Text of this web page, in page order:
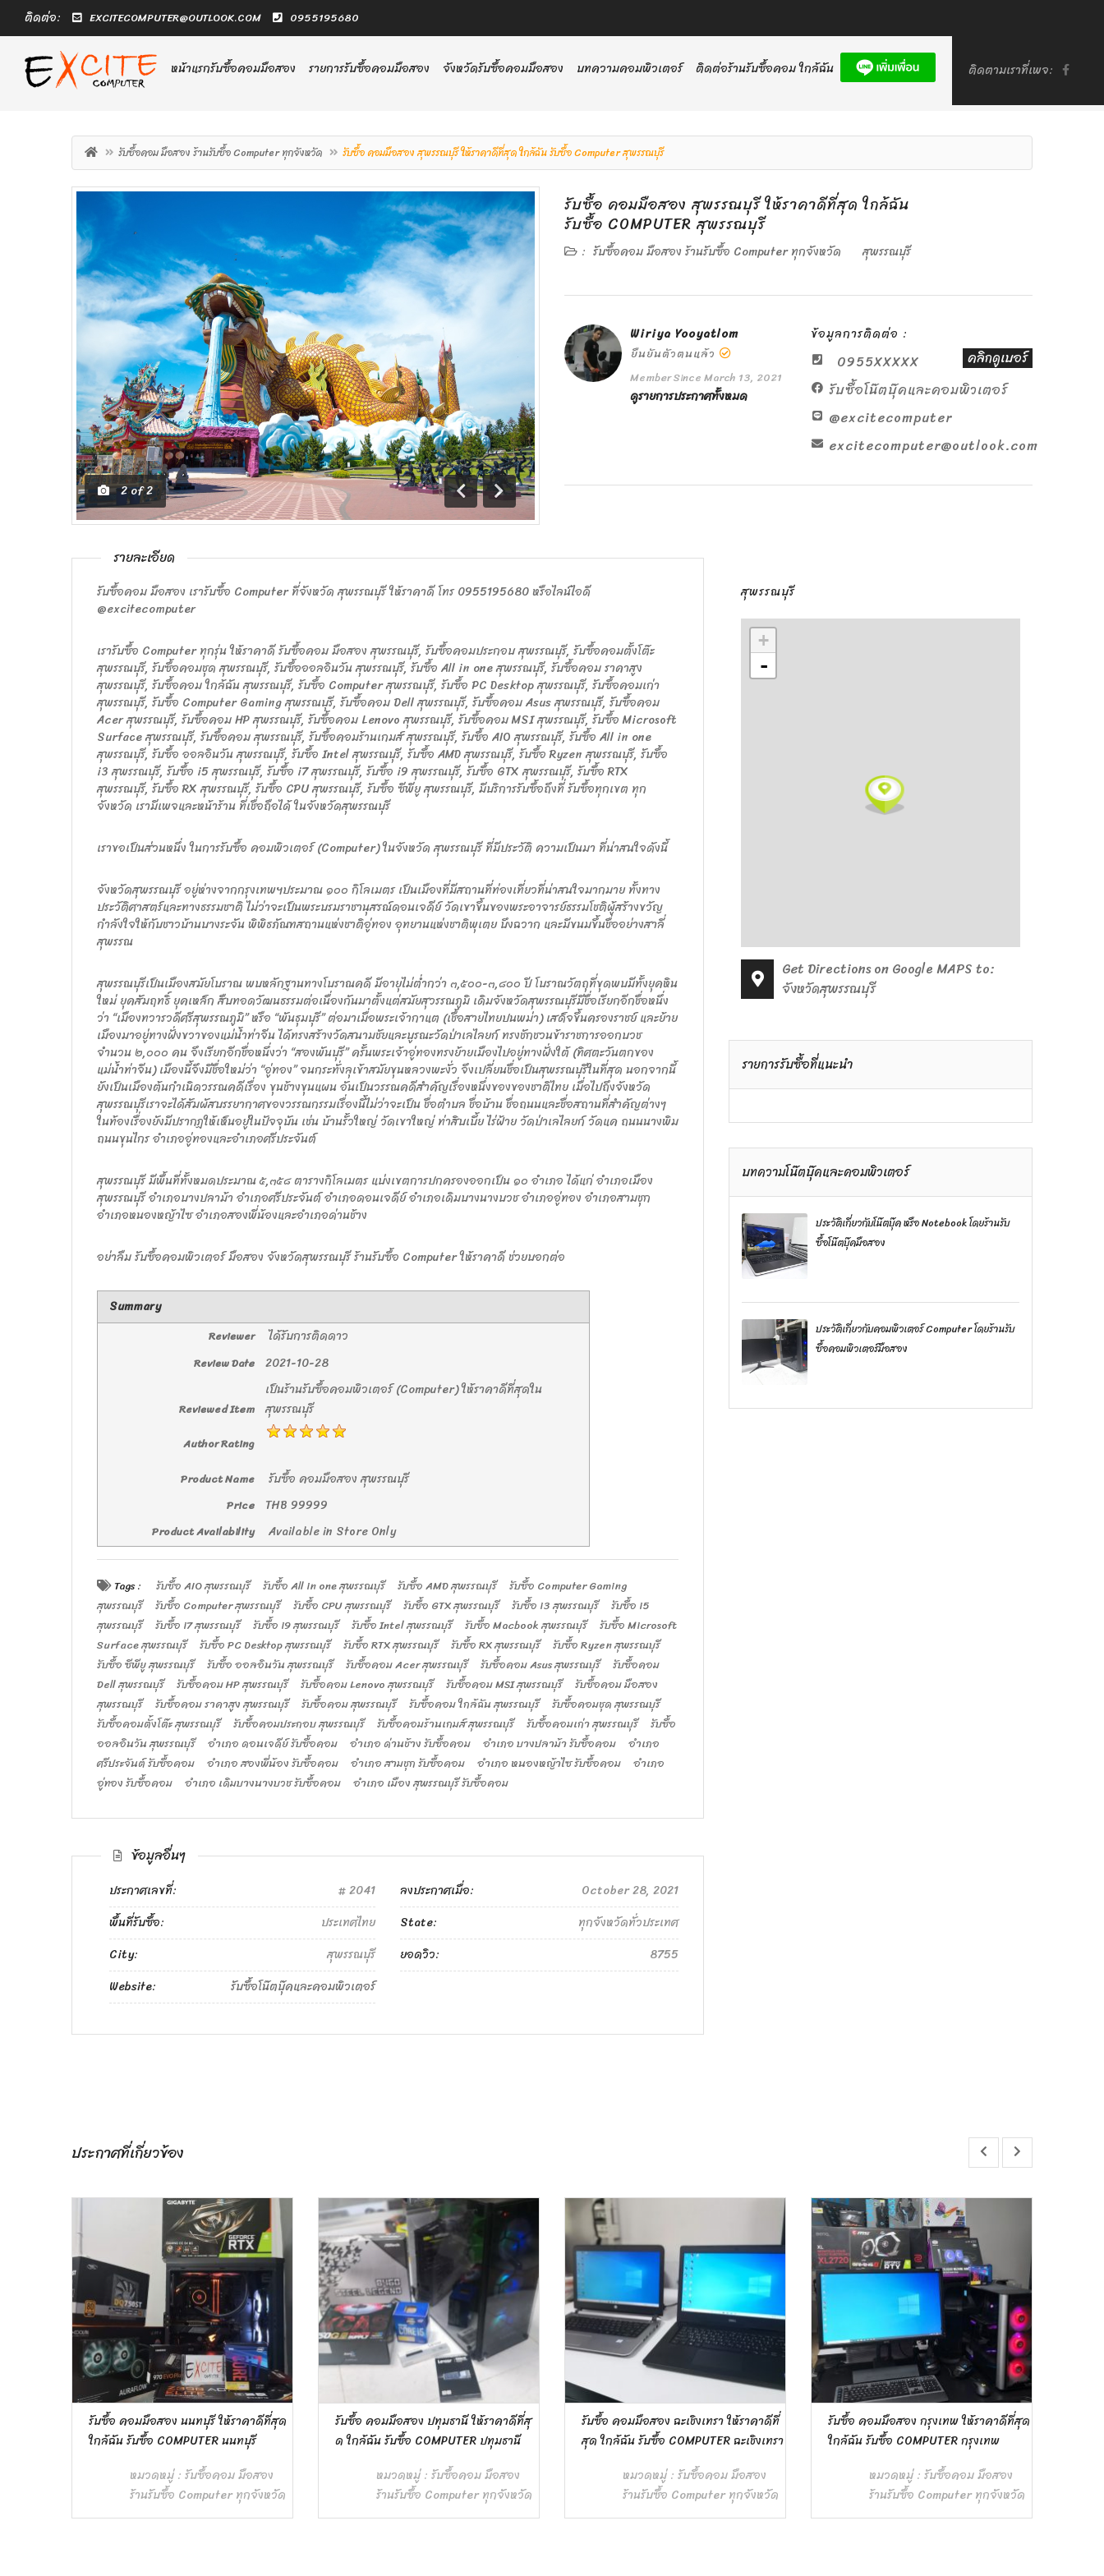
ติดต่อ: EXCITECOMPUTER@OUTLOOK.COM 0955195680
ติดตามเราที่เพจ:
หน้าแรกรับซื้อคอมมือสอง รายการรับซื้อคอมมือสอง จังหวัดรับซื้อคอมมือสอง บทความคอมพิวเตอร์ ติดต่อร้านรับซื้อคอม ใกล้ฉัน
รับซื้อคอม มือสอง ร้านรับซื้อ Computer ทุกจังหวัด รับซื้อ คอมมือสอง สุพรรณบุรี ให้ราคาดีที่สุด ใกล้ฉัน รับซื้อ Computer สุพรรณบุรี
2of2
ถอย
หลัง
เดิน
หน้า
รับซื้อ คอมมือสอง สุพรรณบุรี ให้ราคาดีที่สุด ใกล้ฉัน
รับซื้อ COMPUTER สุพรรณบุรี
: รับซื้อคอม มือสอง ร้านรับซื้อ Computer ทุกจังหวัด สุพรรณบุรี
Wiriya Yooyatlom
ยืนยันตัวตนแล้ว
Member Since March 13, 2021
ดูรายการประกาศทั้งหมด
ข้อมูลการติดต่อ :
0955XXXXX
คลิกดูเบอร์
รับซื้อโน๊ตบุ๊คและคอมพิวเตอร์
@excitecomputer
excitecomputer@outlook.com
รายละเอียด
รับซื้อคอม มือสอง เรารับซื้อ Computer ที่จังหวัด สุพรรณบุรี ให้ราคาดี โทร 0955195680 หรือไลน์ไอดี
@excitecomputer
เรารับซื้อ Computer ทุกรุ่น ให้ราคาดี รับซื้อคอม มือสอง สุพรรณบุรี, รับซื้อคอมประกอบ สุพรรณบุรี, รับซื้อคอมตั้งโต๊ะ
สุพรรณบุรี, รับซื้อคอมชุด สุพรรณบุรี, รับซื้อออลอินวัน สุพรรณบุรี, รับซื้อ All in one สุพรรณบุรี, รับซื้อคอม ราคาสูง
สุพรรณบุรี, รับซื้อคอม ใกล้ฉัน สุพรรณบุรี, รับซื้อ Computer สุพรรณบุรี, รับซื้อ PC Desktop สุพรรณบุรี, รับซื้อคอมเก่า
สุพรรณบุรี, รับซื้อ Computer Gaming สุพรรณบุรี, รับซื้อคอม Dell สุพรรณบุรี, รับซื้อคอม Asus สุพรรณบุรี, รับซื้อคอม
Acer สุพรรณบุรี, รับซื้อคอม HP สุพรรณบุรี, รับซื้อคอม Lenovo สุพรรณบุรี, รับซื้อคอม MSI สุพรรณบุรี, รับซื้อ Microsoft
Surface สุพรรณบุรี, รับซื้อคอม สุพรรณบุรี, รับซื้อคอมร้านเกมส์ สุพรรณบุรี, รับซื้อ AIO สุพรรณบุรี, รับซื้อ All in one
สุพรรณบุรี, รับซื้อ ออลอินวัน สุพรรณบุรี, รับซื้อ Intel สุพรรณบุรี, รับซื้อ AMD สุพรรณบุรี, รับซื้อ Ryzen สุพรรณบุรี, รับซื้อ
i3 สุพรรณบุรี, รับซื้อ i5 สุพรรณบุรี, รับซื้อ i7 สุพรรณบุรี, รับซื้อ i9 สุพรรณบุรี, รับซื้อ GTX สุพรรณบุรี, รับซื้อ RTX
สุพรรณบุรี, รับซื้อ RX สุพรรณบุรี, รับซื้อ CPU สุพรรณบุรี, รับซื้อ ซีพียู สุพรรณบุรี, มีบริการรับซื้อถึงที่ รับซื้อทุกเขต ทุก
จังหวัด เรามีเพจและหน้าร้าน ที่เชื่อถือได้ ในจังหวัดสุพรรณบุรี
เราขอเป็นส่วนหนึ่ง ในการรับซื้อ คอมพิวเตอร์ (Computer) ในจังหวัด สุพรรณบุรี ที่มีประวัติ ความเป็นมา ที่น่าสนใจดังนี้
จังหวัดสุพรรณบุรี อยู่ห่างจากกรุงเทพฯประมาณ ๑๐๐ กิโลเมตร เป็นเมืองที่มีสถานที่ท่องเที่ยวที่น่าสนใจมากมาย ทั้งทาง
ประวัติศาสตร์และทางธรรมชาติ ไม่ว่าจะเป็นพระบรมราชานุสรณ์ดอนเจดีย์ วัดเขาขึ้นของพระอาจารย์ธรรมโชติผู้สร้างขวัญ
กำลังใจให้กับชาวบ้านบางระจัน พิพิธภัณฑสถานแห่งชาติอู่ทอง อุทยานแห่งชาติพุเตย บึงฉวาก และมีขนมขึ้นชื่ออย่างสาลี่
สุพรรณ
สุพรรณบุรีเป็นเมืองสมัยโบราณ พบหลักฐานทางโบราณคดี มีอายุไม่ต่ำกว่า ๓,๕๐๐-๓,๘๐๐ ปี โบราณวัตถุที่ขุดพบมีทั้งยุคหิน
ใหม่ ยุคสัมฤทธิ์ ยุคเหล็ก สืบทอดวัฒนธรรมต่อเนื่องกันมาตั้งแต่สมัยสุวรรณภูมิ เดิมจังหวัดสุพรรณบุรีมีชื่อเรียกอีกชื่อหนึ่ง
ว่า “เมืองทวารวดีศรีสุพรรณภูมิ” หรือ “พันธุมบุรี” ต่อมาเมื่อพระเจ้ากาแต (เชื้อสายไทยปนพม่า) เสด็จขึ้นครองราชย์ และย้าย
เมืองมาอยู่ทางฝั่งขวาของแม่น้ำท่าจีน ได้ทรงสร้างวัดสนามชัยและบูรณะวัดป่าเลไลยก์ ทรงชักชวนข้าราชการออกบวช
จำนวน ๒,๐๐๐ คน จึงเรียกอีกชื่อหนึ่งว่า “สองพันบุรี” ครั้นพระเจ้าอู่ทองทรงย้ายเมืองไปอยู่ทางฝั่งใต้ (ทิศตะวันตกของ
แม่น้ำท่าจีน) เมืองนี้จึงมีชื่อใหม่ว่า “อู่ทอง” จนกระทั่งลุเข้าสมัยขุนหลวงพะงั่ว จึงเปลี่ยนชื่อเป็นสุพรรณบุรีในที่สุด นอกจากนี้
ยังเป็นเมืองต้นกำเนิดวรรณคดีเรื่อง ขุนช้างขุนแผน อันเป็นวรรณคดีสำคัญเรื่องหนึ่งของของชาติไทย เมื่อไปถึงจังหวัด
สุพรรณบุรีเราจะได้สัมผัสบรรยากาศของวรรณกรรมเรื่องนี้ไม่ว่าจะเป็น ชื่อตำบล ชื่อบ้าน ชื่อถนนและชื่อสถานที่สำคัญต่างๆ
ในท้องเรื่องยังมีปรากฏให้เห็นอยู่ในปัจจุบัน เช่น บ้านรั้วใหญ่ วัดเขาใหญ่ ท่าสิบเบี้ย ไร่ฝ้าย วัดป่าเลไลยก์ วัดแค ถนนนางพิม
ถนนขุนไกร อำเภออู่ทองและอำเภอศรีประจันต์
สุพรรณบุรี มีพื้นที่ทั้งหมดประมาณ ๕,๓๕๘ ตารางกิโลเมตร แบ่งเขตการปกครองออกเป็น ๑๐ อำเภอ ได้แก่ อำเภอเมือง
สุพรรณบุรี อำเภอบางปลาม้า อำเภอศรีประจันต์ อำเภอดอนเจดีย์ อำเภอเดิมบางนางบวช อำเภออู่ทอง อำเภอสามชุก
อำเภอหนองหญ้าไซ อำเภอสองพี่น้องและอำเภอด่านช้าง
อย่าลืม รับซื้อคอมพิวเตอร์ มือสอง จังหวัดสุพรรณบุรี ร้านรับซื้อ Computer ให้ราคาดี ช่วยบอกต่อ
Summary
Reviewer ได้รับการติดดาว
Review Date 2021-10-28
Reviewed Item
เป็นร้านรับซื้อคอมพิวเตอร์ (Computer) ให้ราคาดีที่สุดใน
สุพรรณบุรี
Author Rating
Product Name
รับซื้อ คอมมือสอง สุพรรณบุรี
Price THB 99999
Product Availability Available in Store Only
Tags : รับซื้อ AIO สุพรรณบุรี รับซื้อ All in one สุพรรณบุรี รับซื้อ AMD สุพรรณบุรี
รับซื้อ Computer Gaming
สุพรรณบุรี
รับซื้อ Computer สุพรรณบุรี รับซื้อ CPU สุพรรณบุรี รับซื้อ GTX สุพรรณบุรี รับซื้อ i3 สุพรรณบุรี
รับซื้อ i5
สุพรรณบุรี
รับซื้อ i7 สุพรรณบุรี รับซื้อ i9 สุพรรณบุรี รับซื้อ Intel สุพรรณบุรี รับซื้อ Macbook สุพรรณบุรี
รับซื้อ Microsoft
Surface สุพรรณบุรี
รับซื้อ PC Desktop สุพรรณบุรี รับซื้อ RTX สุพรรณบุรี รับซื้อ RX สุพรรณบุรี
รับซื้อ Ryzen สุพรรณบุรี
รับซื้อ ซีพียู สุพรรณบุรี
รับซื้อ ออลอินวัน สุพรรณบุรี รับซื้อคอม Acer สุพรรณบุรี รับซื้อคอม Asus สุพรรณบุรี
รับซื้อคอม
Dell สุพรรณบุรี
รับซื้อคอม HP สุพรรณบุรี รับซื้อคอม Lenovo สุพรรณบุรี รับซื้อคอม MSI สุพรรณบุรี
รับซื้อคอม มือสอง
สุพรรณบุรี
รับซื้อคอม ราคาสูง สุพรรณบุรี รับซื้อคอม สุพรรณบุรี รับซื้อคอม ใกล้ฉัน สุพรรณบุรี
รับซื้อคอมชุด สุพรรณบุรี
รับซื้อคอมตั้งโต๊ะ สุพรรณบุรี
รับซื้อคอมประกอบ สุพรรณบุรี รับซื้อคอมร้านเกมส์ สุพรรณบุรี รับซื้อคอมเก่า สุพรรณบุรี
รับซื้อ
ออลอินวัน สุพรรณบุรี
อำเภอ ดอนเจดีย์ รับซื้อคอม อำเภอ ด่านช้าง รับซื้อคอม อำเภอ บางปลาม้า รับซื้อคอม
อำเภอ
ศรีประจันต์ รับซื้อคอม
อำเภอ สองพี่น้อง รับซื้อคอม อำเภอ สามชุก รับซื้อคอม อำเภอ หนองหญ้าไซ รับซื้อคอม
อำเภอ
อู่ทอง รับซื้อคอม
อำเภอ เดิมบางนางบวช รับซื้อคอม อำเภอ เมือง สุพรรณบุรี รับซื้อคอม
ข้อมูลอื่นๆ
ประกาศเลขที่: 2041 ลงประกาศเมื่อ:
October 28, 2021
พื้นที่รับซื้อ:
ประเทศไทย State:
ทุกจังหวัดทั่วประเทศ
City:
สุพรรณบุรี ยอดวิว:
8755
Website:
รับซื้อโน๊ตบุ๊คและคอมพิวเตอร์
สุพรรณบุรี
+
-
Get Directions on Google MAPS to:
จังหวัดสุพรรณบุรี
รายการรับซื้อที่แนะนำ
บทความโน๊ตบุ๊คและคอมพิวเตอร์
ประวัติเกี่ยวกับโน๊ตบุ๊ค หรือ Notebook โดยร้านรับ
ซื้อโน๊ตบุ๊คมือสอง
ประวัติเกี่ยวกับคอมพิวเตอร์ Computer โดยร้านรับ
ซื้อคอมพิวเตอร์มือสอง
ประกาศที่เกี่ยวข้อง
รับซื้อ คอมมือสอง ปทุมธานี ให้ราคาดีที่สุ
ด ใกล้ฉัน รับซื้อ COMPUTER ปทุมธานี
หมวดหมู่ : รับซื้อคอม มือสอง
ร้านรับซื้อ Computer ทุกจังหวัด
รับซื้อ คอมมือสอง ฉะเชิงเทรา ให้ราคาดีที่
สุด ใกล้ฉัน รับซื้อ COMPUTER ฉะเชิงเทรา
หมวดหมู่ : รับซื้อคอม มือสอง
ร้านรับซื้อ Computer ทุกจังหวัด
รับซื้อ คอมมือสอง กรุงเทพ ให้ราคาดีที่สุด
ใกล้ฉัน รับซื้อ COMPUTER กรุงเทพ
หมวดหมู่ : รับซื้อคอม มือสอง
ร้านรับซื้อ Computer ทุกจังหวัด
รับซื้อ คอมมือสอง อยุธยา ให้ราคาดีที่สุด ใ
กล้ฉัน รับซื้อ COMPUTER อยุธยา
หมวดหมู่ : รับซื้อคอม มือสอง
ร้านรับซื้อ Computer ทุกจังหวัด